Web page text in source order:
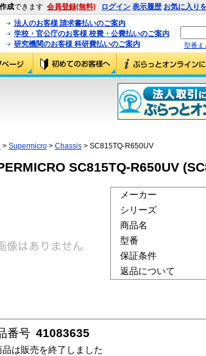
成できます 会員登録(無料) ログイン 表示履歴 お気に入り
法人のお客様 請求書払いのご案内
学校・官公庁のお客様 校費・公費払いのご案内
研究機関のお客様 科研費払いのご案内
型番ま
> Supermicro > Chassis > SC815TQ-R650UV
SC815TQ-R650UV
メーカー
シリーズ
商品名
型番
保証条件
返品について
番号 41083635
品は販売を終了しました